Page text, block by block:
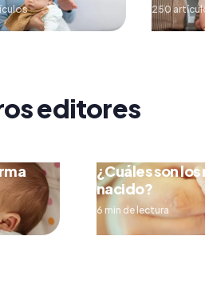
250
editores
¿Cuáles son
nacido?
6 min de lectura